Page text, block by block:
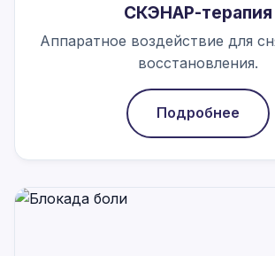
СКЭНАР-терапия
Аппаратное воздействие для
восстановления.
Подробнее